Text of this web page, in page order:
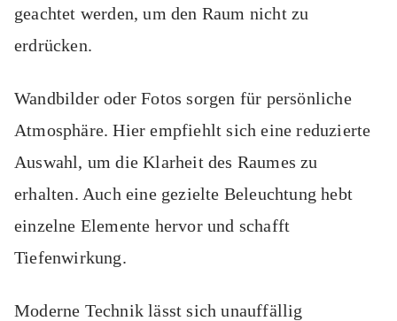
geachtet werden, um den Raum nicht zu
erdrücken.
Wandbilder oder Fotos sorgen für persönliche
Atmosphäre. Hier empfiehlt sich eine reduzierte
Auswahl, um die Klarheit des Raumes zu
erhalten. Auch eine gezielte Beleuchtung hebt
einzelne Elemente hervor und schafft
Tiefenwirkung.
Moderne Technik lässt sich unauffällig